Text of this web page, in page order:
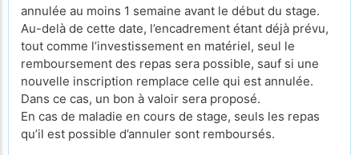
annulée au moins 1 semaine avant le début du stage.
Au-delà de cette date, l’encadrement étant déjà prévu,
tout comme l’investissement en matériel, seul le
remboursement des repas sera possible, sauf si une
nouvelle inscription remplace celle qui est annulée.
Dans ce cas, un bon à valoir sera proposé.
En cas de maladie en cours de stage, seuls les repas
qu’il est possible d’annuler sont remboursés.